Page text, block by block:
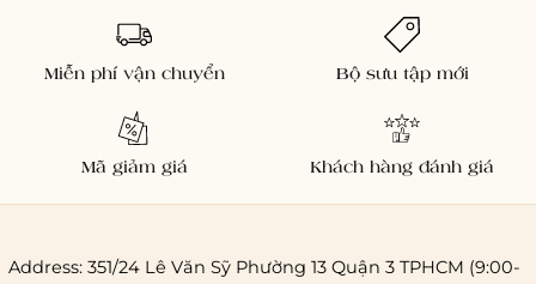
Miễn phí vận chuyển Bộ sưu tập mới
Mã giảm giá Khách hàng đánh giá
Address: 351/24 Lê Văn Sỹ Phường 13 Quận 3 TPHCM (9:00-